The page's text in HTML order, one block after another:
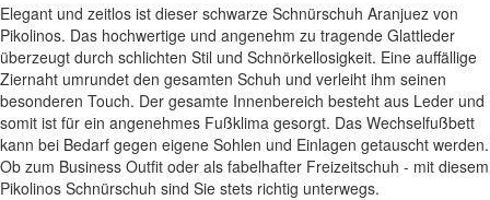
Elegant und zeitlos ist dieser schwarze Schnürschuh Aranjuez von
Pikolinos. Das hochwertige und angenehm zu tragende Glattleder
überzeugt durch schlichten Stil und Schnörkellosigkeit. Eine auffällige
Ziernaht umrundet den gesamten Schuh und verleiht ihm seinen
besonderen Touch. Der gesamte Innenbereich besteht aus Leder und
somit ist für ein angenehmes Fußklima gesorgt. Das Wechselfußbett
kann bei Bedarf gegen eigene Sohlen und Einlagen getauscht werden.
Ob zum Business Outfit oder als fabelhafter Freizeitschuh - mit diesem
Pikolinos Schnürschuh sind Sie stets richtig unterwegs.